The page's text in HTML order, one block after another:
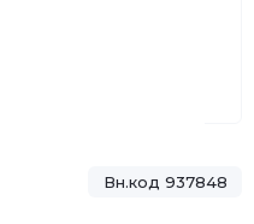
Вн.код 937848